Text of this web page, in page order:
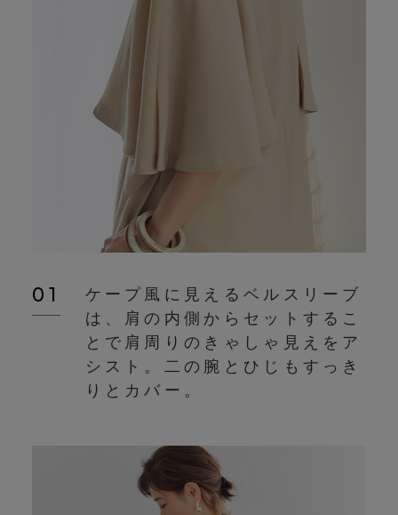
ケープ風に見えるベルスリーブ
は、肩の内側からセットするこ
とで肩周りのきゃしゃ見えをア
シスト。二の腕とひじもすっき
りとカバー。
01